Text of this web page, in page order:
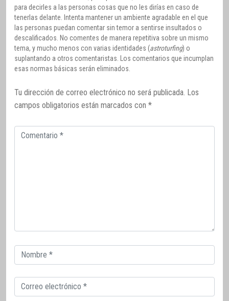
para decirles a las personas cosas que no les dirías en caso de
tenerlas delante. Intenta mantener un ambiente agradable en el que
las personas puedan comentar sin temor a sentirse insultados o
descalificados. No comentes de manera repetitiva sobre un mismo
tema, y mucho menos con varias identidades (astroturfing) o
suplantando a otros comentaristas. Los comentarios que incumplan
esas normas básicas serán eliminados.
Tu dirección de correo electrónico no será publicada. Los
campos obligatorios están marcados con *
Comentario
Correo
electrónico
Correo
electrónico